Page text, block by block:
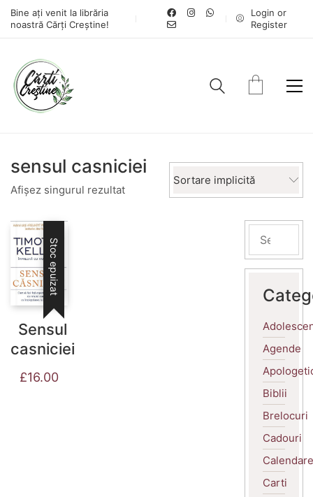
Bine ați venit la librăria
noastră Cărți Creștine!
Login or
Register
sensul casniciei
Afișez singurul rezultat
Sortare implicită
Stoc epuizat
Sensul
casniciei
£16.00
Agende
Biblii
Brelocuri
Cadouri
Calendare
Carti